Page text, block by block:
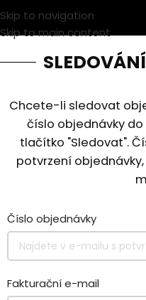
Skip to navigation
Skip to main content
Chcete-li sledovat
číslo objednávky
tlačítko "Sledovat".
potvrzení
Číslo objednávky
Fakturační e-mail